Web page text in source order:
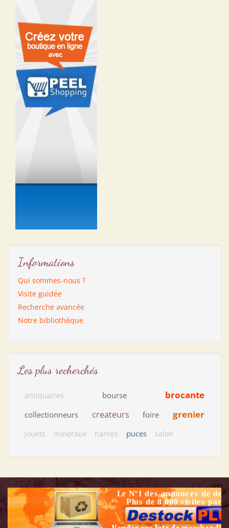
Informations
Qui sommes-nous ?
Visite guidée
Recherche avancée
Notre bibliothèque
Les plus recherchés
antiquaires bourse brocante
collectionneurs createurs foire grenier
jouets mineraux nantes puces salon